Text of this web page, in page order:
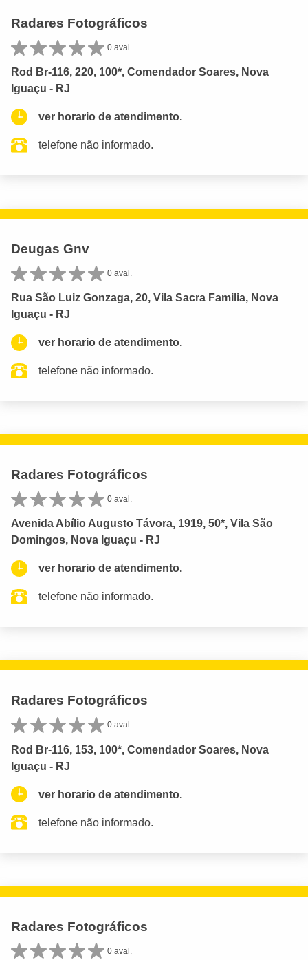
Radares Fotográficos
0 aval.
Rod Br-116, 220, 100*, Comendador Soares, Nova
Iguaçu - RJ
ver horario de atendimento.
telefone não informado.
Deugas Gnv
0 aval.
Rua São Luiz Gonzaga, 20, Vila Sacra Familia, Nova
Iguaçu - RJ
ver horario de atendimento.
telefone não informado.
Radares Fotográficos
0 aval.
Avenida Abílio Augusto Távora, 1919, 50*, Vila São
Domingos, Nova Iguaçu - RJ
ver horario de atendimento.
telefone não informado.
Radares Fotográficos
0 aval.
Rod Br-116, 153, 100*, Comendador Soares, Nova
Iguaçu - RJ
ver horario de atendimento.
telefone não informado.
Radares Fotográficos
0 aval.